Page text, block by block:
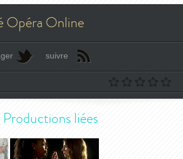
Opéra Online
suivre
Productions liées